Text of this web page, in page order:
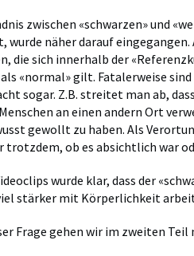
zwischen «schwarzen» und
wurde näher darauf
die sich innerhalb der
«normal» gilt. Fatalerweise
sogar. Z.B. streitet man ab,
an einen andern Ort
gewollt zu haben. Als
trotzdem, ob es absichtlich war
wurde klar, dass der
stärker mit Körperlichkeit
Frage gehen wir im zweiten Teil